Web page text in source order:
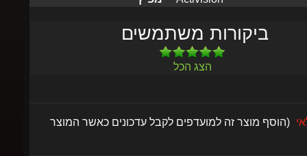
ביקורות משתמשים
הצג הכל